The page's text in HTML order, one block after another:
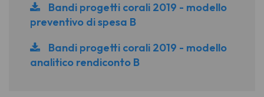
Bandi progetti corali 2019 - modello
preventivo di spesa B
Bandi progetti corali 2019 - modello
analitico rendiconto B